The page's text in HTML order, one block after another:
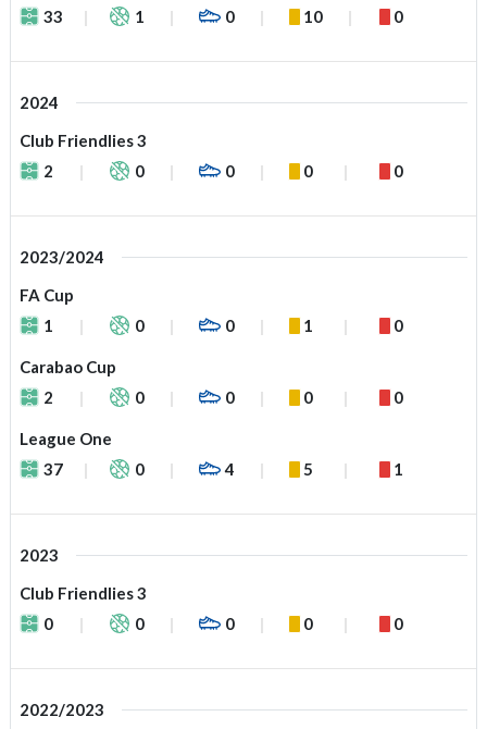
33
1 0 10 0
2024
Club Friendlies 3
2
0 0 0 0
2023/2024
FA Cup
1
0 0 1 0
Carabao Cup
2
0 0 0 0
League One
37
0 4 5 1
2023
Club Friendlies 3
0
0 0 0 0
2022/2023